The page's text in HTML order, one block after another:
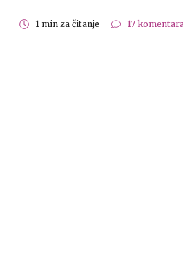
1 min za čitanje 17